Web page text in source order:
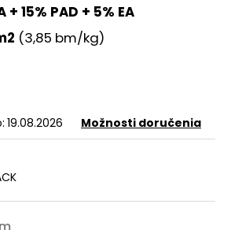
+ 15% PAD + 5% EA
(3,85 bm/kg)
19.08.2026 Možnosti doručenia